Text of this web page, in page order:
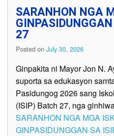
SARANHON NGA
27
Posted on July 30, 2026
Ginpakita ni Mayor Jon N.
suporta sa edukasyon
Pasidungog 2026 sang
(ISIP) Batch 27, nga
SARANHON NGA MGA
GINPASIDUNGGAN SA